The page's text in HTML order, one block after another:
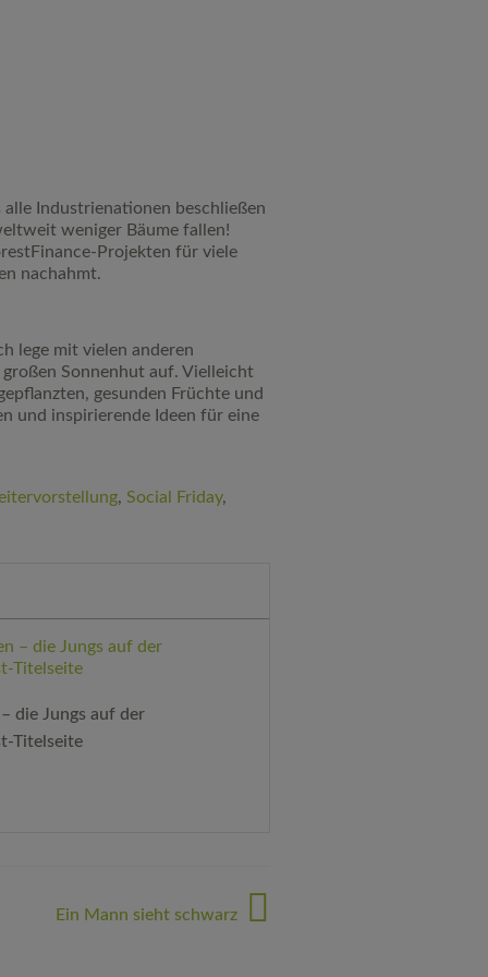
Industrienationen beschließen
weniger Bäume fallen!
Projekten für viele
nachahmt.
lege mit vielen anderen
Sonnenhut auf. Vielleicht
gesunden Früchte und
und inspirierende Ideen für eine
,Social Friday,
die Jungs auf der
Titelseite
Ein Mann sieht schwarz